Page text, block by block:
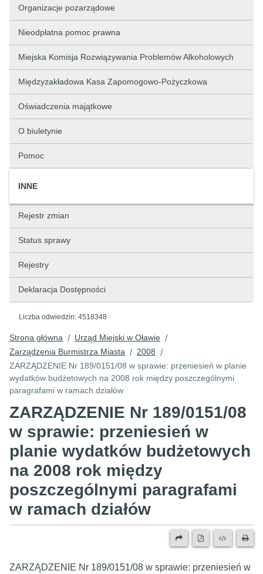
Organizacje pozarządowe
Nieodpłatna pomoc prawna
Miejska Komisja Rozwiązywania Problemów Alkoholowych
Międzyzakładowa Kasa Zapomogowo-Pożyczkowa
Oświadczenia majątkowe
O biuletynie
Pomoc
INNE
Rejestr zmian
Status sprawy
Rejestry
Deklaracja Dostępności
Liczba odwiedzin: 4518348
Strona główna / Urząd Miejski w Oławie /
Zarządzenia Burmistrza Miasta / 2008 /
ZARZĄDZENIE Nr 189/0151/08 w sprawie: przeniesień w planie
wydatków budżetowych na 2008 rok między poszczególnymi
paragrafami w ramach działów
ZARZĄDZENIE Nr 189/0151/08
w sprawie: przeniesień w
planie wydatków budżetowych
na 2008 rok między
poszczególnymi paragrafami
w ramach działów
ZARZĄDZENIE Nr 189/0151/08 w sprawie: przeniesień w